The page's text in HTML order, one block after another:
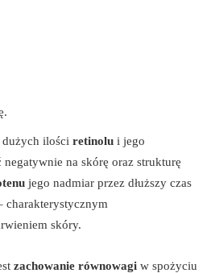
dużych ilości retinolu i jego
na skórę oraz strukturę
jego nadmiar przez dłuższy czas
charakterystycznym
skóry.
zachowanie równowagi w spożyciu